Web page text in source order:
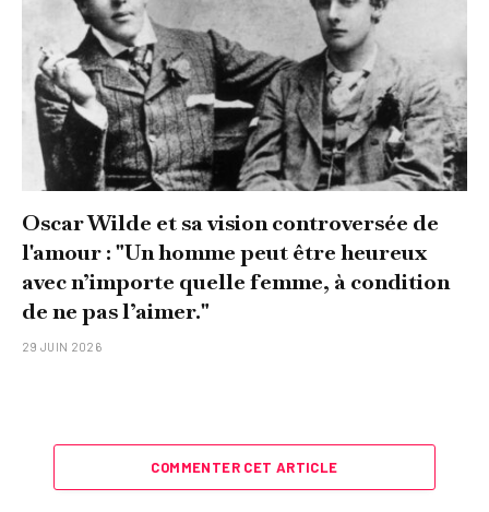
Oscar Wilde et sa vision controversée de
l'amour : "Un homme peut être heureux
avec n’importe quelle femme, à condition
de ne pas l’aimer."
29 JUIN 2026
COMMENTER CET ARTICLE